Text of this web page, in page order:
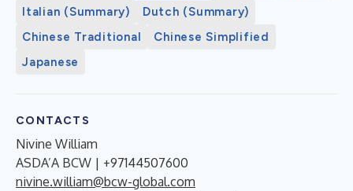
Italian (Summary)
Dutch (Summary)
Chinese Traditional
Chinese Simplified
Japanese
CONTACTS
Nivine William
ASDA’A BCW | +97144507600
nivine.william@bcw-global.com